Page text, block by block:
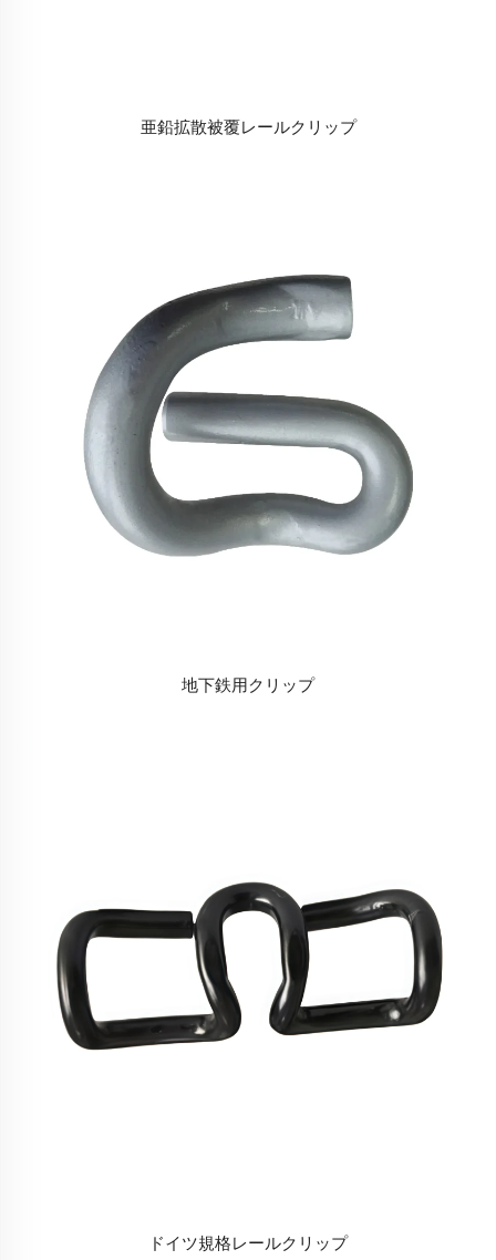
亜鉛拡散被覆レールクリップ
地下鉄用クリップ
ドイツ規格レールクリップ